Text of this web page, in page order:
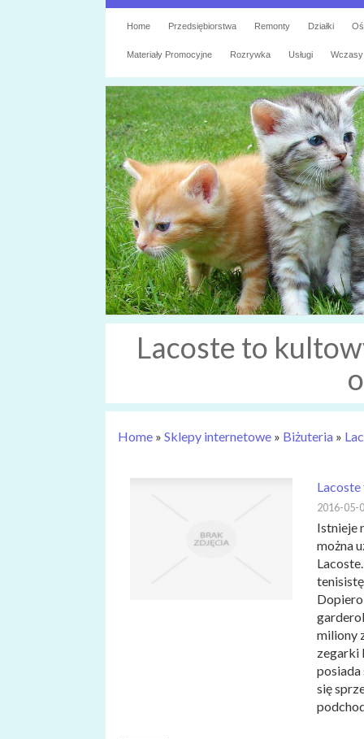
Home Przedsiębiorstwa Remonty Działki
Materiały Promocyjne Rozrywka Usługi Wczasy
Lacoste to
Home » Sklepy internetowe » Biżuteria »
2016-05-
Istnieje
można
miliony
zegarki
posiada
się